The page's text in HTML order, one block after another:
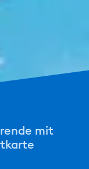
mit